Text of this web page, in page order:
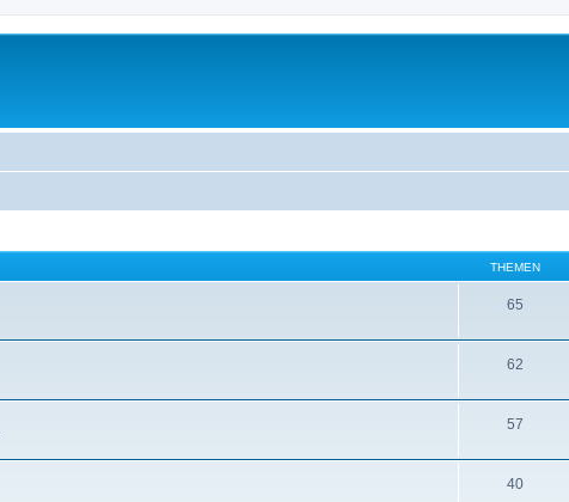
THEMEN
65
62
57
40